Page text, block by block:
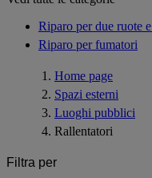
Riparo per due ruote
Riparo per fumatori
Home page
Spazi esterni
Luoghi pubblici
Rallentatori
Filtra per